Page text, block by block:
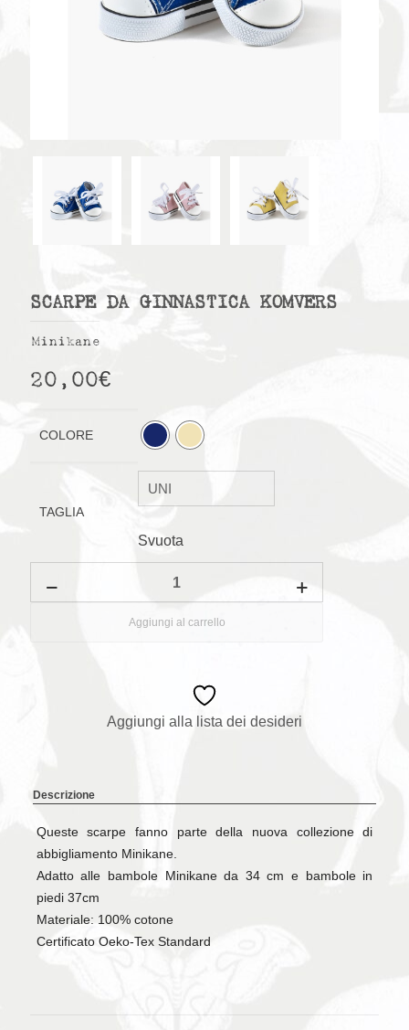
SCARPE DA GINNASTICA KOMVERS
Minikane
20,00€
COLORE
TAGLIA
Svuota
ginnastica
quantità
Aggiungi al carrello
Aggiungi alla lista dei desideri
Descrizione
Queste scarpe fanno parte della nuova collezione di
abbigliamento Minikane.
Adatto alle bambole Minikane da 34 cm e bambole in
piedi 37cm
Materiale: 100% cotone
Certificato Oeko-Tex Standard